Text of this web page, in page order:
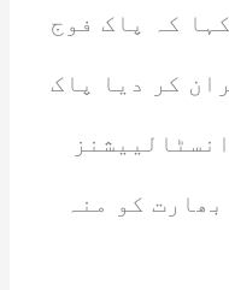
کہ پاک فوج
کر دیا پاک
کو منہ